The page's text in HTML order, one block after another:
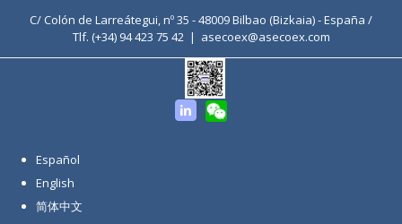
C/ Colón de Larreátegui, nº 35 - 48009 Bilbao (Bizkaia) - España /
Tlf. (+34) 94 423 75 42 | asecoex@asecoex.com
Linkedin
官
方
Español
English
简体中文